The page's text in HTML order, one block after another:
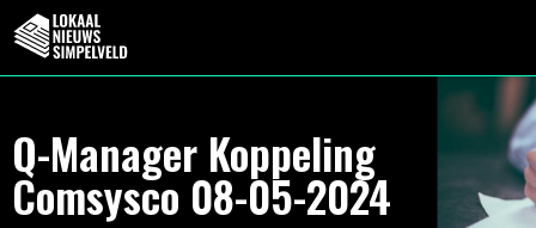
Q-Manager Koppeling
Comsysco 08-05-2024